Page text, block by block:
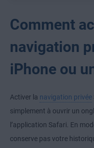
Comment
navigation
iPhone ou
Activer la navigation privée
simplement à ouvrir un
l’application Safari. En
conserve pas votre